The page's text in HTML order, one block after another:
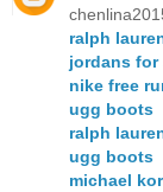
ralph
jordans for
nike free
ugg boots
ralph
ugg boots
michael